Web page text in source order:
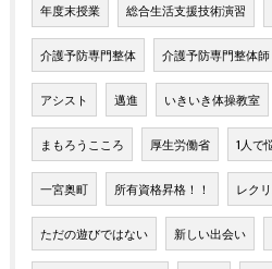
年度末授業 総合生活支援技術演習
介護予防専門整体 介護予防専門整体師
アシスト 邁進 いきいき体操教室
まもろうこころ 厚生労働省 1人で
一宮奥町 所有資格昇格！！ レク
ただの遊びではない 新しい出会い